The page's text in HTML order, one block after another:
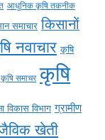
आधुनिक कृषि तकनीक
समाचार किसानों
नवाचार कृषि
कृषि समाचर कृषि
विकास विभाग ग्रामीण
खेती